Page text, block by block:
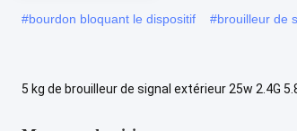
#bourdon bloquant le dispositif #brouilleur de
5 kg de brouilleur de signal extérieur 25w 2.4G